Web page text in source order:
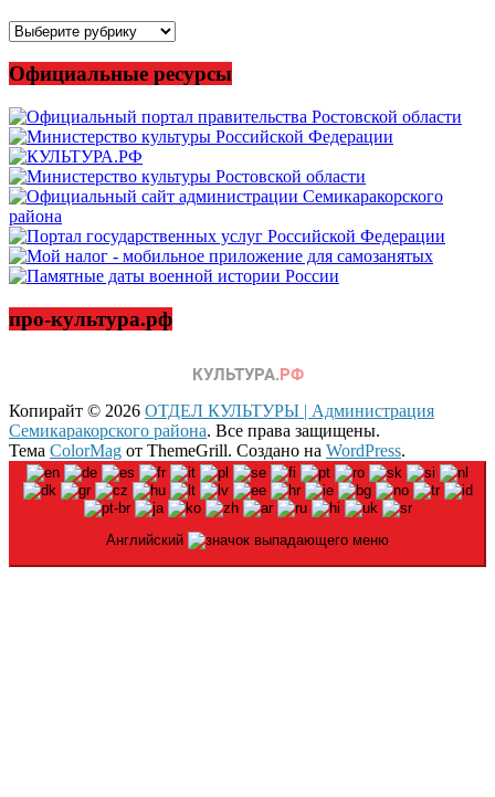
Все
Официальные ресурсы
про-культура.рф
Копирайт © 2026 ОТДЕЛ КУЛЬТУРЫ | Администрация
Семикаракорского района. Все права защищены.
Тема ColorMag от ThemeGrill. Создано на WordPress.
Английский